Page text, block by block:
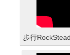
歩行